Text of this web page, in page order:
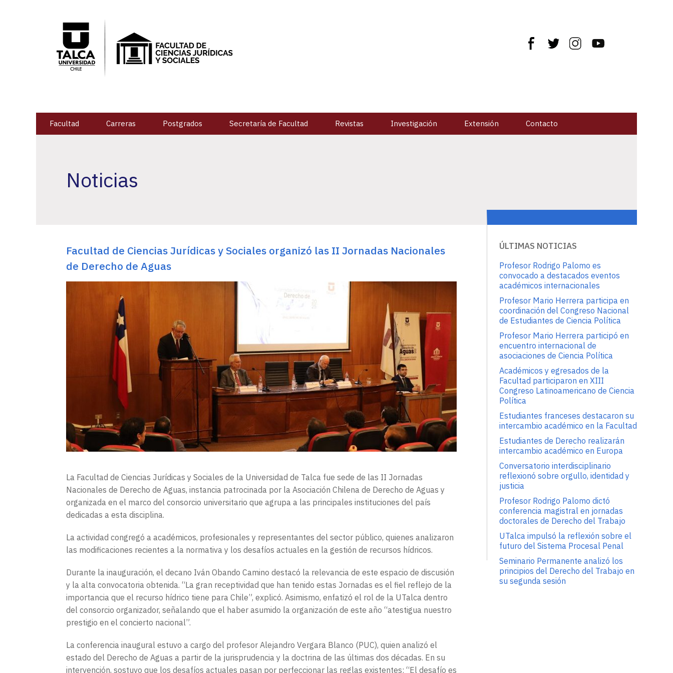
Facultad Carreras Postgrados Secretaría de Facultad Revistas Investigación Extensión Contacto
Noticias
Facultad de Ciencias Jurídicas y Sociales organizó las II Jornadas Nacionales
de Derecho de Aguas
La Facultad de Ciencias Jurídicas y Sociales de la Universidad de Talca fue sede de las II Jornadas
Nacionales de Derecho de Aguas, instancia patrocinada por la Asociación Chilena de Derecho de Aguas y
organizada en el marco del consorcio universitario que agrupa a las principales instituciones del país
dedicadas a esta disciplina.
La actividad congregó a académicos, profesionales y representantes del sector público, quienes analizaron
las modificaciones recientes a la normativa y los desafíos actuales en la gestión de recursos hídricos.
Durante la inauguración, el decano Iván Obando Camino destacó la relevancia de este espacio de discusión
y la alta convocatoria obtenida. “La gran receptividad que han tenido estas Jornadas es el fiel reflejo de la
importancia que el recurso hídrico tiene para Chile”, explicó. Asimismo, enfatizó el rol de la UTalca dentro
del consorcio organizador, señalando que el haber asumido la organización de este año “atestigua nuestro
prestigio en el concierto nacional”.
La conferencia inaugural estuvo a cargo del profesor Alejandro Vergara Blanco (PUC), quien analizó el
estado del Derecho de Aguas a partir de la jurisprudencia y la doctrina de las últimas dos décadas. En su
intervención, sostuvo que los desafíos actuales pasan por perfeccionar las reglas existentes: “El desafío es
ÚLTIMAS NOTICIAS
Profesor Rodrigo Palomo es
convocado a destacados eventos
académicos internacionales
Profesor Mario Herrera participa en
coordinación del Congreso Nacional
de Estudiantes de Ciencia Política
Profesor Mario Herrera participó en
encuentro internacional de
asociaciones de Ciencia Política
Académicos y egresados de la
Facultad participaron en XIII
Congreso Latinoamericano de Ciencia
Política
Estudiantes franceses destacaron su
intercambio académico en la Facultad
Estudiantes de Derecho realizarán
intercambio académico en Europa
Conversatorio interdisciplinario
reflexionó sobre orgullo, identidad y
justicia
Profesor Rodrigo Palomo dictó
conferencia magistral en jornadas
doctorales de Derecho del Trabajo
UTalca impulsó la reflexión sobre el
futuro del Sistema Procesal Penal
Seminario Permanente analizó los
principios del Derecho del Trabajo en
su segunda sesión